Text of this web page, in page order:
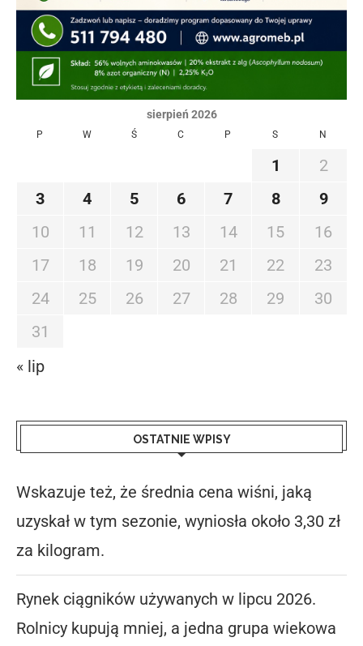
sierpień 2026
P W Ś C P S N
1
2
3
4 5 6 7 8
9
10
11 12 13 14 15
16
17
18 19 20 21 22
23
24
25 26 27 28 29
30
31
« lip
OSTATNIE WPISY
Wskazuje też, że średnia cena wiśni, jaką
uzyskał w tym sezonie, wyniosła około 3,30 zł
za kilogram.
Rynek ciągników używanych w lipcu 2026.
Rolnicy kupują mniej, a jedna grupa wiekowa